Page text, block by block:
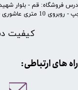
کیفیت
10 متری عاشوری - پلاک 100 (پوشاک گلپوش)
​​راه های ارتباطی: